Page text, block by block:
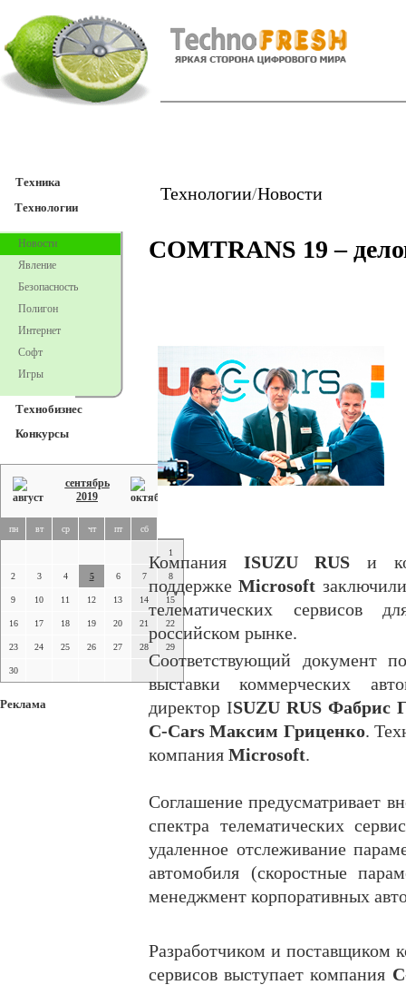
Техника
Технологии
Новости
Явление
Безопасность
Полигон
Интернет
Софт
Игры
Технобизнес
Конкурсы
сентябрь
2019
пн вт ср чт пт сб
1
2 3 4 5 6 7 8
9 10 11 12 13 14 15
16 17 18 19 20 21 22
23 24 25 26 27 28 29
30
Реклама
Технологии/Новости
COMTRANS 19 –
Компания ISUZU RUS и
поддержкеMicrosoft
телематических сервисов
российском рынке.
Соответствующий документ
выставки коммерческих
директор ISUZU RUS Фабрис
C-Cars Максим Гриценко.
компания Microsoft.
Соглашение предусматривает
спектра телематических
удаленное отслеживание
автомобиля (скоростные
менеджмент корпоративных
Разработчиком и поставщиком
сервисов выступает компания